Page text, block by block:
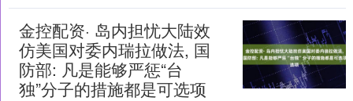
金控配资· 岛内担忧大陆效
仿美国对委内瑞拉做法, 国
防部: 凡是能够严惩“台
独”分子的措施都是可选项